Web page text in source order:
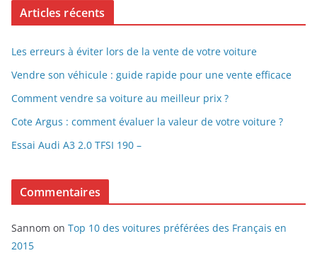
Articles récents
Les erreurs à éviter lors de la vente de votre voiture
Vendre son véhicule : guide rapide pour une vente efficace
Comment vendre sa voiture au meilleur prix ?
Cote Argus : comment évaluer la valeur de votre voiture ?
Essai Audi A3 2.0 TFSI 190 –
Commentaires
Sannom on Top 10 des voitures préférées des Français en
2015